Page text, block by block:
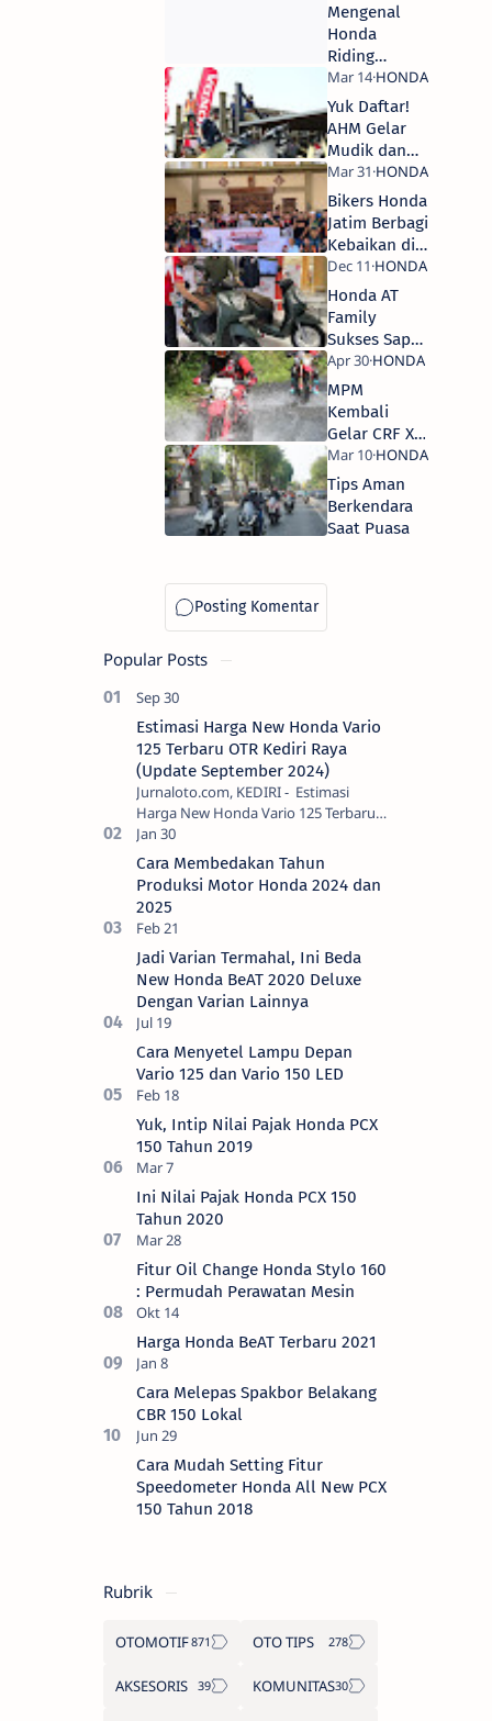
Mengenal
Honda
Riding
Trainer
(HRT),
Inovasi
Pelatihan
Berkendara
Yuk Daftar!
AHM Gelar
Mudik dan
Balik Bareng
Honda
Bikers Honda
Jatim Berbagi
Kebaikan di
Bulan
Ramadan
Honda AT
Family
Sukses Sapa
Kota
Surabaya
MPM
Kembali
Gelar CRF X-
Pedition
East Java,
Begini Cara
Ikutnya
Tips Aman
Berkendara
Saat Puasa
Popular Posts
Estimasi Harga New Honda Vario
125 Terbaru OTR Kediri Raya
(Update September 2024)
Jurnaloto.com, KEDIRI - Estimasi
Harga New Honda Vario 125 Terbaru
OTR Kediri Raya (Update September
2024) Brosis sekalian, PT Astra Honda
Motor (AH…
Cara Membedakan Tahun
Produksi Motor Honda 2024 dan
2025
Jadi Varian Termahal, Ini Beda
New Honda BeAT 2020 Deluxe
Dengan Varian Lainnya
Cara Menyetel Lampu Depan
Vario 125 dan Vario 150 LED
Yuk, Intip Nilai Pajak Honda PCX
150 Tahun 2019
Ini Nilai Pajak Honda PCX 150
Tahun 2020
Fitur Oil Change Honda Stylo 160
: Permudah Perawatan Mesin
Harga Honda BeAT Terbaru 2021
Cara Melepas Spakbor Belakang
CBR 150 Lokal
Cara Mudah Setting Fitur
Speedometer Honda All New PCX
150 Tahun 2018
Rubrik
OTOMOTIF OTO TIPS
AKSESORIS KOMUNITAS